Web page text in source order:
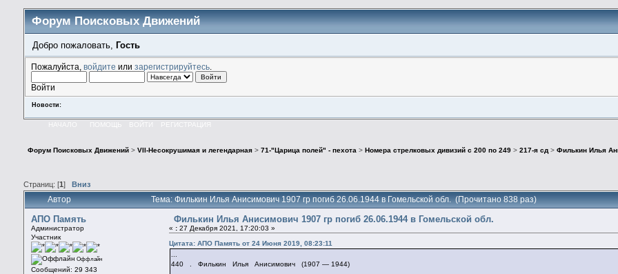
Форум Поисковых Движений
Добро пожаловать, Гость
Пожалуйста, войдите или зарегистрируйтесь.
Войти
Новости:
НАЧАЛО ПОМОЩЬ ВОЙТИ РЕГИСТРАЦИЯ
Форум Поисковых Движений >VII-Несокрушимая и легендарная >71-"Царица полей" - пехота > Номера стрелковых дивизий с 200 по 249 >217-я сд>Филькин Илья
Страниц: [1 ] Вниз
Автор Тема: Филькин Илья Анисимович 1907 гр погиб 26.06.1944 в Гомельской обл. (Прочитано 838 раз)
АПО Память
Администратор
Участник
Оффлайн
Сообщений: 29 343
Филькин Илья Анисимович 1907 гр погиб 26.06.1944 в Гомельской обл.
« : 27 Декабря 2021, 17:20:03 »
Цитата: АПО Память от 24 Июня 2019, 08:23:11
440 . Филькин Илья Анисимович (1907 — 1944)